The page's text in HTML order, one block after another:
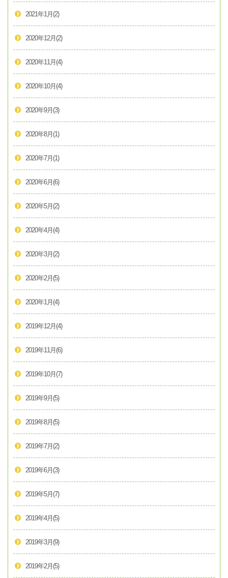
2021年1月 (2)
2020年12月 (2)
2020年11月 (4)
2020年10月 (4)
2020年9月 (3)
2020年8月 (1)
2020年7月 (1)
2020年6月 (6)
2020年5月 (2)
2020年4月 (4)
2020年3月 (2)
2020年2月 (5)
2020年1月 (4)
2019年12月 (4)
2019年11月 (6)
2019年10月 (7)
2019年9月 (5)
2019年8月 (5)
2019年7月 (2)
2019年6月 (3)
2019年5月 (7)
2019年4月 (5)
2019年3月 (9)
2019年2月 (5)